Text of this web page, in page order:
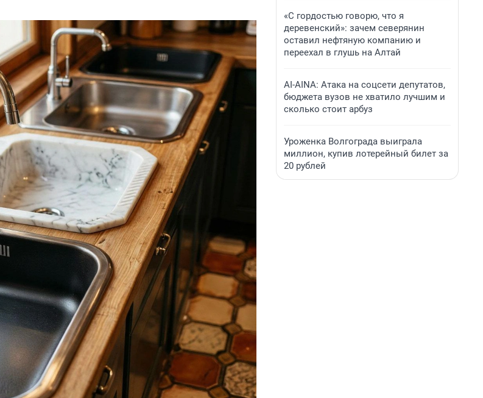
«С гордостью говорю, что я
деревенский»: зачем северянин
оставил нефтяную компанию и
переехал в глушь на Алтай
AI-AINA: Атака на соцсети депутатов,
бюджета вузов не хватило лучшим и
сколько стоит арбуз
Уроженка Волгограда выиграла
миллион, купив лотерейный билет за
20 рублей